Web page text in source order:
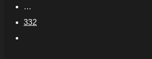
…
332